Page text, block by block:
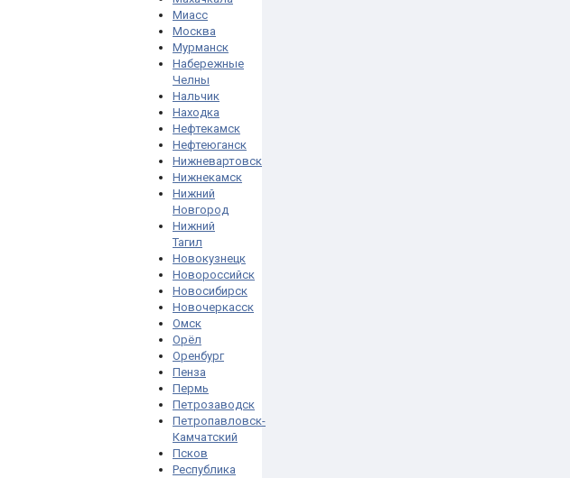
Миасс
Москва
Мурманск
Набережные
Челны
Нальчик
Находка
Нефтекамск
Нефтеюганск
Нижневартовск
Нижнекамск
Нижний
Новгород
Нижний
Тагил
Новокузнецк
Новороссийск
Новосибирск
Новочеркасск
Омск
Орёл
Оренбург
Пенза
Пермь
Петрозаводск
Петропавловск-
Камчатский
Псков
Республика